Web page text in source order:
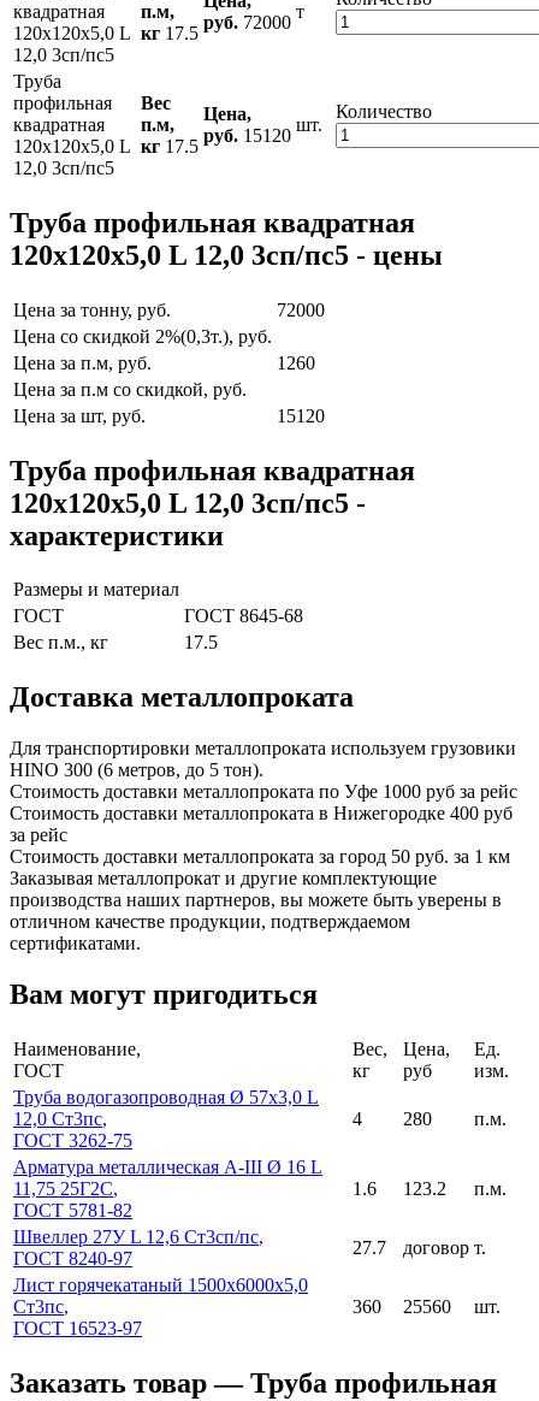
квадратная
120x120x5,0 L
12,0 3сп/пс5
п.м,
кг 17.5
руб. 72000
т
Труба
профильная
квадратная
120x120x5,0 L
12,0 3сп/пс5
Вес
п.м,
кг 17.5
Цена,
руб. 15120
шт.
Количество
Труба профильная квадратная
120x120x5,0 L 12,0 3сп/пс5 - цены
Цена за тонну, руб.
72000
Цена со скидкой 2%(0,3т.), руб.
Цена за п.м, руб.
1260
Цена за п.м со скидкой, руб.
Цена за шт, руб.
15120
Труба профильная квадратная
120x120x5,0 L 12,0 3сп/пс5 -
характеристики
Размеры и материал
ГОСТ
ГОСТ 8645-68
Вес п.м., кг
17.5
Доставка металлопроката
Для транспортировки металлопроката используем грузовики
HINO 300 (6 метров, до 5 тон).
Стоимость доставки металлопроката по Уфе 1000 руб за рейс
Стоимость доставки металлопроката в Нижегородке 400 руб
за рейс
Стоимость доставки металлопроката за город 50 руб. за 1 км
Заказывая металлопрокат и другие комплектующие
производства наших партнеров, вы можете быть уверены в
отличном качестве продукции, подтверждаемом
сертификатами.
Вам могут пригодиться
Наименование,
ГОСТ
Вес,
кг
Цена,
руб
Ед.
изм.
Труба водогазопроводная Ø 57x3,0 L
12,0 Ст3пс,
ГОСТ 3262-75
4 280 п.м.
Арматура металлическая A-III Ø 16 L
11,75 25Г2С,
ГОСТ 5781-82
1.6 123.2 п.м.
Швеллер 27У L 12,6 Ст3сп/пс,
ГОСТ 8240-97
27.7 договор т.
Лист горячекатаный 1500x6000x5,0
Ст3пс,
ГОСТ 16523-97
360 25560 шт.
Заказать товар — Труба профильная